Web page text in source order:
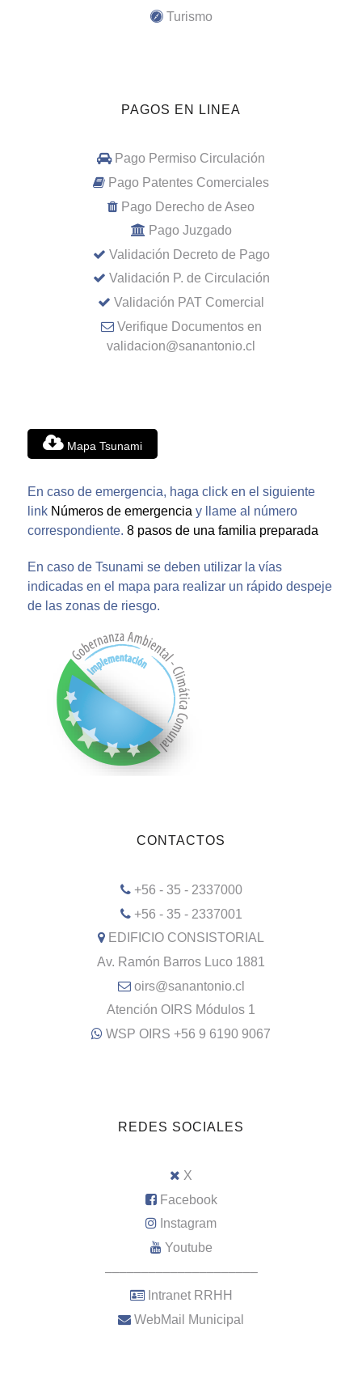
Turismo
PAGOS EN LINEA
Pago Permiso Circulación
Pago Patentes Comerciales
Pago Derecho de Aseo
Pago Juzgado
Validación Decreto de Pago
Validación P. de Circulación
Validación PAT Comercial
Verifique Documentos en
validacion@sanantonio.cl
Mapa Tsunami
En caso de emergencia, haga click en el siguiente
link Números de emergencia y llame al número
correspondiente. 8 pasos de una familia preparada
En caso de Tsunami se deben utilizar la vías
indicadas en el mapa para realizar un rápido despeje
de las zonas de riesgo.
CONTACTOS
+56 - 35 - 2337000
+56 - 35 - 2337001
EDIFICIO CONSISTORIAL
Av. Ramón Barros Luco 1881
oirs@sanantonio.cl
Atención OIRS Módulos 1
WSP OIRS +56 9 6190 9067
REDES SOCIALES
X
Facebook
Instagram
Youtube
–––––––––––––––––––––
Intranet RRHH
WebMail Municipal